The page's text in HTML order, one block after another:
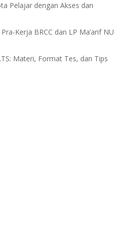
Pelajar dengan Akses dan
Kerja BRCC dan LP Ma’arif NU
Materi, Format Tes, dan Tips